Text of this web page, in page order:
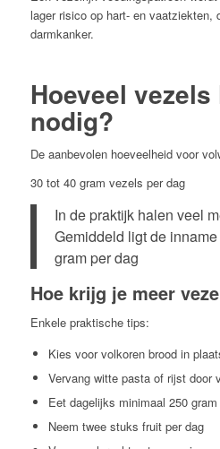
lager risico op hart- en vaatziekten,
darmkanker.
Hoeveel vezels
nodig?
De aanbevolen hoeveelheid voor
30 tot 40 gram vezels per dag
In de praktijk halen veel
Gemiddeld ligt de
gram per dag
Hoe krijg je meer
Enkele praktische tips:
Kies voor volkoren brood in
Vervang witte pasta of rijst door
Eet dagelijks minimaal 250
Neem twee stuks fruit per dag